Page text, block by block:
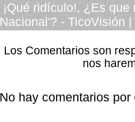
¡Qué ridículo!, ¿Es
Nacional'? - TicoVisión
Los Comentarios son
nos
No hay comentarios por